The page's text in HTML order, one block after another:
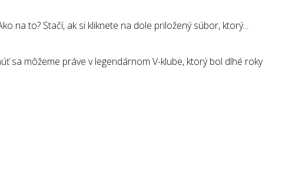
na to? Stačí, ak si kliknete na dole priložený súbor, ktorý...
sa môžeme práve v legendárnom V-klube, ktorý bol dlhé roky